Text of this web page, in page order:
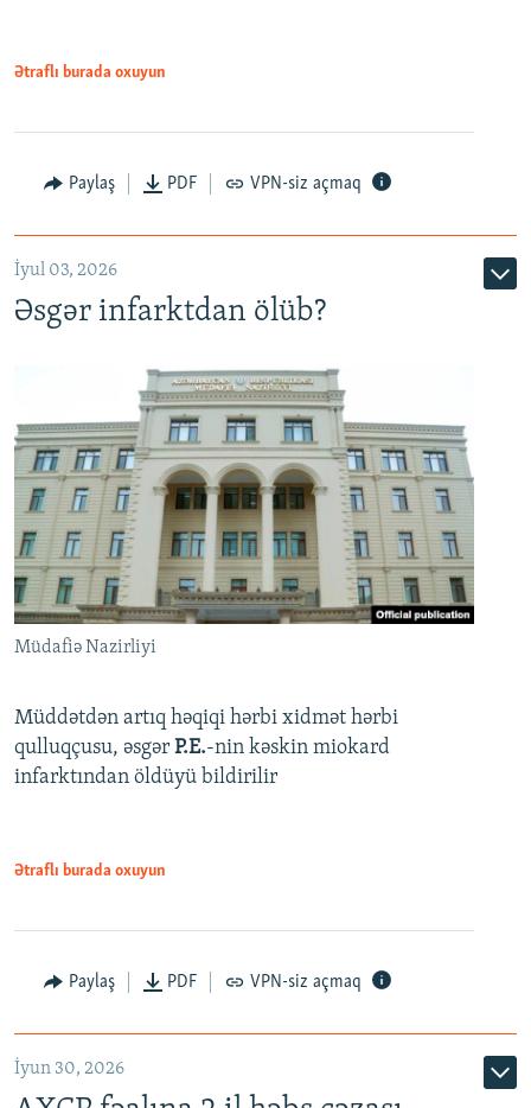
Auto 240p 360p 480p
720p 1080p
Ətraflı burada oxuyun
Paylaş PDF VPN-siz açmaq
İyul 03, 2026
Əsgər infarktdan ölüb?
Müdafiə Nazirliyi
Müddətdən artıq həqiqi hərbi xidmət hərbi
qulluqçusu, əsgər P.E.-nin kəskin miokard
infarktından öldüyü bildirilir
Ətraflı burada oxuyun
Paylaş PDF VPN-siz açmaq
İyun 30, 2026